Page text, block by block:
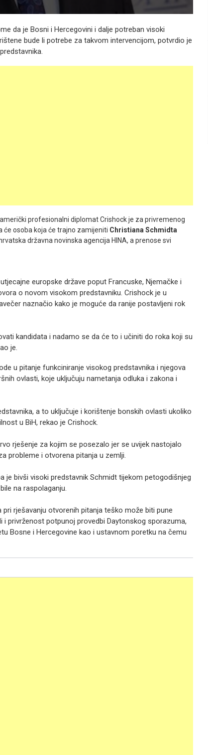
da je Bosni i Hercegovini i dalje potreban visoki
bude li potrebe za takvom intervencijom, potvrdio je
profesionalni diplomat Crishock je za privremenog
će osoba koja će trajno zamijeniti Christiana Schmidta
državna novinska agencija HINA, a prenose svi
europske države poput Francuske, Njemačke i
o novom visokom predstavniku. Crishock je u
naznačio kako je moguće da ranije postavljeni rok
kandidata i nadamo se da će to i učiniti do roka koji su
je.
u pitanje funkciniranje visokog predstavnika i njegova
ovlasti, koje uključuju nametanja odluka i zakona i
a to uključuje i korištenje bonskih ovlasti ukoliko
u BiH, rekao je Crishock.
rješenje za kojim se posezalo jer se uvijek nastojalo
probleme i otvorena pitanja u zemlji.
je bivši visoki predstavnik Schmidt tijekom petogodišnjeg
na raspolaganju.
rješavanju otvorenih pitanja teško može biti pune
privrženost potpunoj provedbi Daytonskog sporazuma,
Bosne i Hercegovine kao i ustavnom poretku na čemu